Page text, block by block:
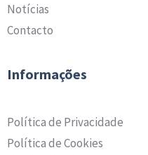
Notícias
Contacto
Informações
Política de Privacidade
Política de Cookies